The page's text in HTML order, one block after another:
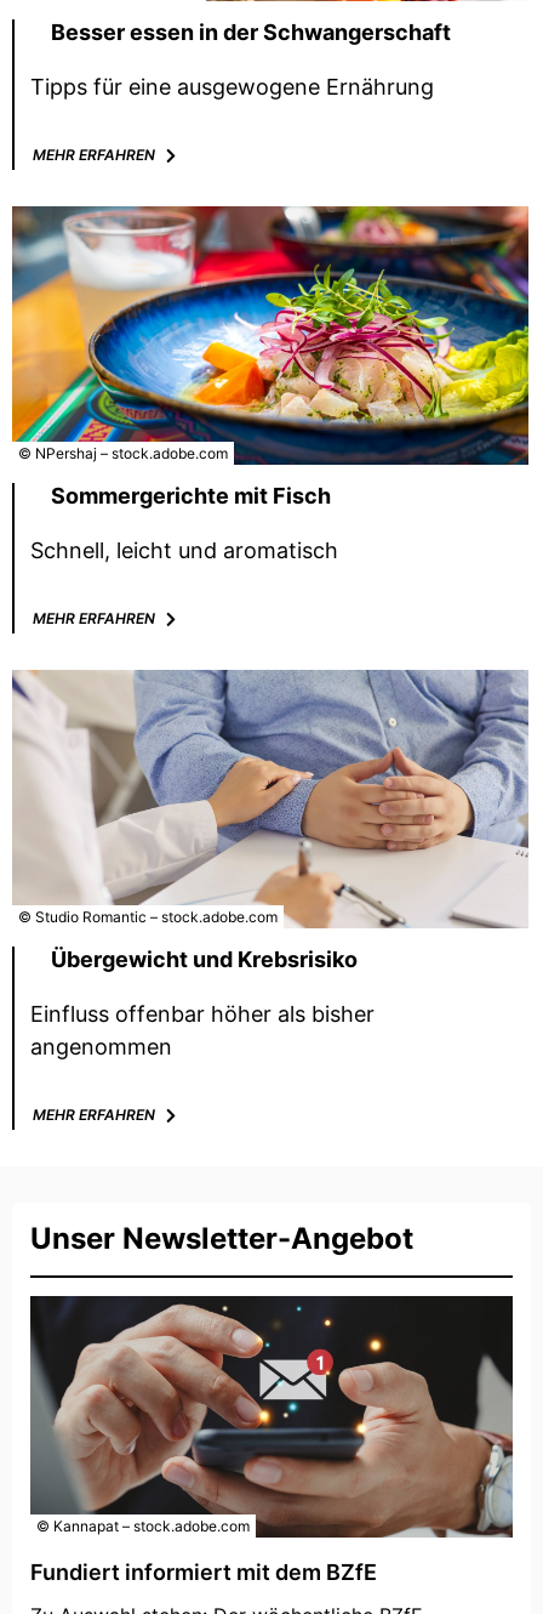
Besser essen in der Schwangerschaft
Tipps für eine ausgewogene Ernährung
MEHR ERFAHREN
© NPershaj – stock.adobe.com
Sommergerichte mit Fisch
Schnell, leicht und aromatisch
MEHR ERFAHREN
© Studio Romantic – stock.adobe.com
Übergewicht und Krebsrisiko
Einfluss offenbar höher als bisher
angenommen
MEHR ERFAHREN
© Kannapat – stock.adobe.com
Unser Newsletter-Angebot
Fundiert informiert mit dem BZfE